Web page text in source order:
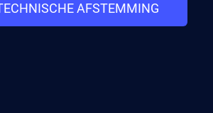
AFSTEMMING